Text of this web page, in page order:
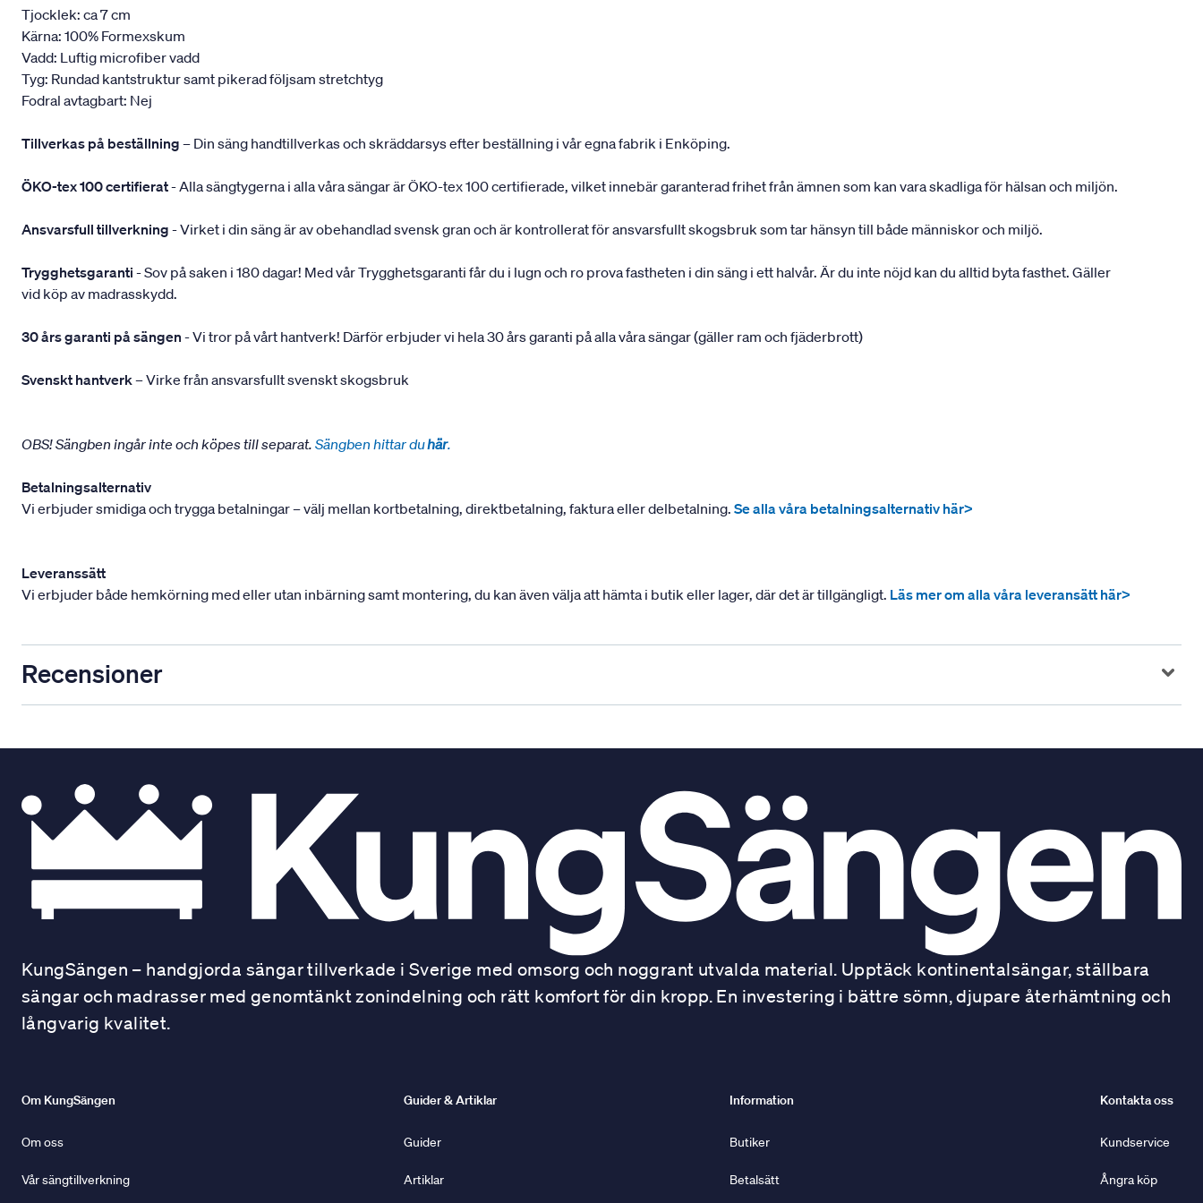
Tjocklek: ca 7 cm
Kärna: 100% Formexskum
Vadd: Luftig microfiber vadd
Tyg: Rundad kantstruktur samt pikerad följsam stretchtyg
Fodral avtagbart: Nej
Tillverkas på beställning – Din säng handtillverkas och skräddarsys efter beställning i vår egna fabrik i Enköping.
ÖKO-tex 100 certifierat- Alla sängtygerna i alla våra sängar är ÖKO-tex 100 certifierade, vilket innebär garanterad frihet från ämnen som kan vara skadliga för hälsan och miljön.
Ansvarsfull tillverkning - Virket i din säng är av obehandlad svensk gran och är kontrollerat för ansvarsfullt skogsbruk som tar hänsyn till både människor och miljö.
Trygghetsgaranti - Sov på saken i 180 dagar! Med vår Trygghetsgaranti får du i lugn och ro prova fastheten i din säng i ett halvår. Är du inte nöjd kan du alltid byta fasthet. Gäller
vid köp av madrasskydd.
30 års garanti på sängen - Vi tror på vårt hantverk! Därför erbjuder vi hela 30 års garanti på alla våra sängar (gäller ram och fjäderbrott)
Svenskt hantverk– Virke från ansvarsfullt svenskt skogsbruk
OBS! Sängben ingår inte och köpes till separat. Sängben hittar duhär.
Betalningsalternativ
Vi erbjuder smidiga och trygga betalningar – välj mellan kortbetalning, direktbetalning, faktura eller delbetalning. Se alla våra betalningsalternativ här>
Leveranssätt
Vi erbjuder både hemkörning med eller utan inbärning samt montering, du kan även välja att hämta i butik eller lager, där det är tillgängligt. Läs mer om alla våra leveransätt här>
Recensioner
KungSängen – handgjorda sängar tillverkade i Sverige med omsorg och noggrant utvalda material. Upptäck kontinentalsängar, ställbara
sängar och madrasser med genomtänkt zonindelning och rätt komfort för din kropp. En investering i bättre sömn, djupare återhämtning och
långvarig kvalitet.
Om KungSängen
Om oss
Vår sängtillverkning
Guider & Artiklar
Guider
Artiklar
Information
Butiker
Betalsätt
Kontakta oss
Kundservice
Ångra köp